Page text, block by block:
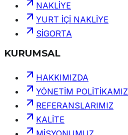
NAKLİYE
YURT İÇİ NAKLİYE
SİGORTA
KURUMSAL
HAKKIMIZDA
YÖNETİM POLİTİKAMIZ
REFERANSLARIMIZ
KALİTE